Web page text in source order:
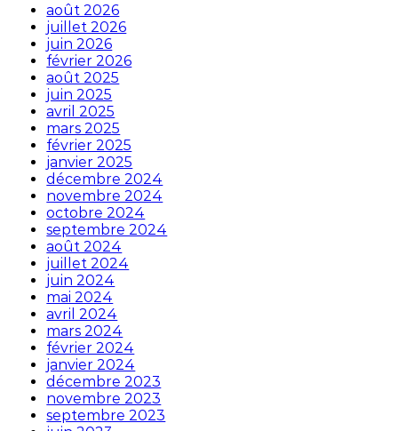
août 2026
juillet 2026
juin 2026
février 2026
août 2025
juin 2025
avril 2025
mars 2025
février 2025
janvier 2025
décembre 2024
novembre 2024
octobre 2024
septembre 2024
août 2024
juillet 2024
juin 2024
mai 2024
avril 2024
mars 2024
février 2024
janvier 2024
décembre 2023
novembre 2023
septembre 2023